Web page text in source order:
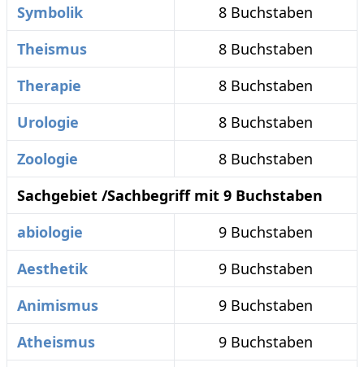
Symbolik
8 Buchstaben
Theismus
8 Buchstaben
Therapie
8 Buchstaben
Urologie
8 Buchstaben
Zoologie
8 Buchstaben
Sachgebiet /Sachbegriff mit 9 Buchstaben
abiologie
9 Buchstaben
Aesthetik
9 Buchstaben
Animismus
9 Buchstaben
Atheismus
9 Buchstaben